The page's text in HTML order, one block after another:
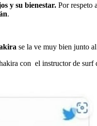
y su bienestar. Por respeto
.
se la ve muy bien junto
con el instructor de